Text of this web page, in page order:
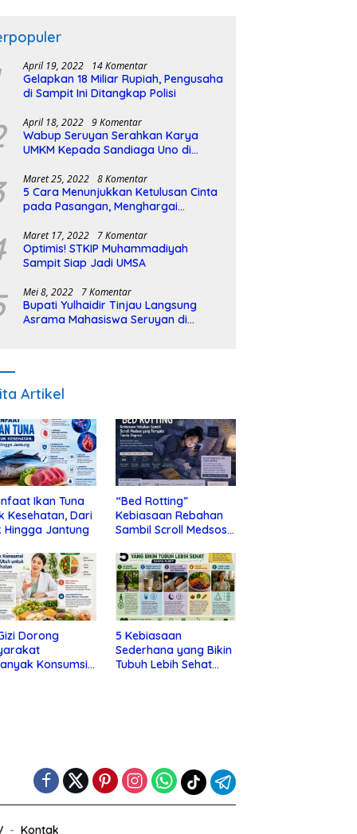
April 19, 2022 14 Komentar
Gelapkan 18 Miliar Rupiah, Pengusaha
di Sampit Ini Ditangkap Polisi
April 18, 2022 9 Komentar
Wabup Seruyan Serahkan Karya
UMKM Kepada Sandiaga Uno di
Maret 25, 2022 8 Komentar
5 Cara Menunjukkan Ketulusan Cinta
pada Pasangan, Menghargai
Maret 17, 2022 7 Komentar
Optimis! STKIP Muhammadiyah
Sampit Siap Jadi UMSA
Mei 8, 2022 7 Komentar
Bupati Yulhaidir Tinjau Langsung
Asrama Mahasiswa Seruyan di
Artikel
Ikan Tuna
Kesehatan, Dari
Hingga Jantung
“Bed Rotting”
Kebiasaan Rebahan
Sambil Scroll Medsos
Depresi
Dorong
Konsumsi
5 Kebiasaan
Sederhana yang Bikin
Tubuh Lebih Sehat
Kontak